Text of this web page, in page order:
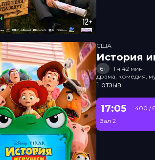
США
История
6+
1 ч 42 мин
драма, комедия,
1 отзыв
17:05
Зал 2
400 /